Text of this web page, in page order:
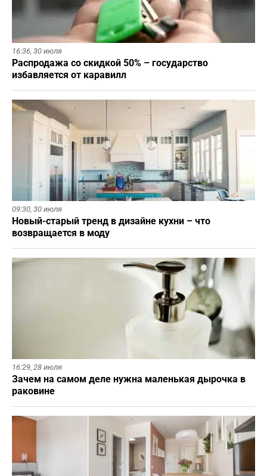
16:36, 30 июля
Распродажа со скидкой 50% – государство
избавляется от каравилл
09:30, 30 июля
Новый-старый тренд в дизайне кухни – что
возвращается в моду
16:29, 28 июля
Зачем на самом деле нужна маленькая дырочка в
раковине